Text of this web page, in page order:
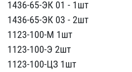
1436-65-ЭК 01 - 1шт
14​36-65-ЭК 03 - 2шт
1123-1​00-М 1шт
1123-100-Э 2шт
​1123-100-ЦЗ 1шт